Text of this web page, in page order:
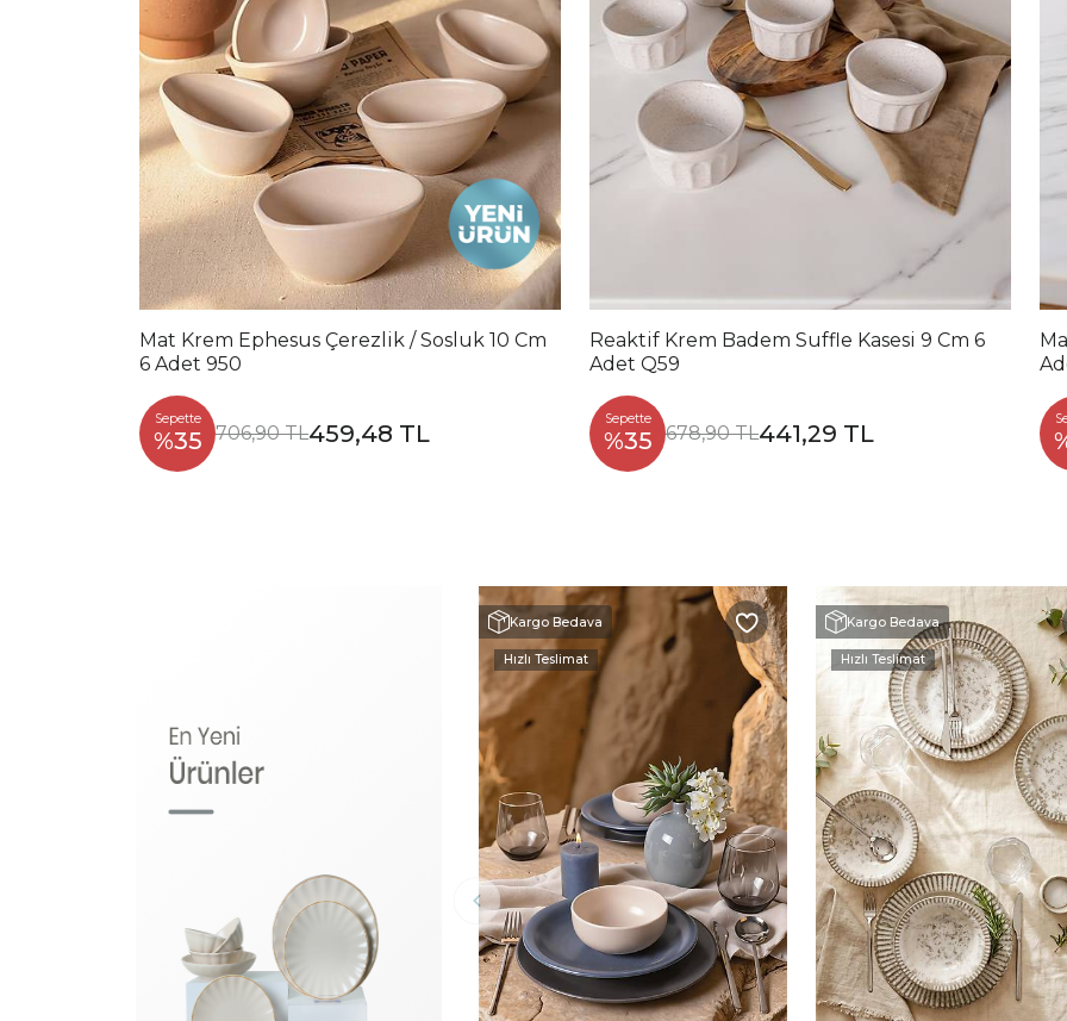
Mat Krem Ephesus Çerezlik / Sosluk 10 Cm
6 Adet 950
Sepette
%35 706,90 TL459,48 TL
Reaktif Krem Badem Suffle Kasesi 9 Cm 6
Adet Q59
Sepette
%35 678,90 TL441,29 TL
Kargo Bedava
Hızlı Teslimat
Kargo Bedava
Hızlı Teslimat